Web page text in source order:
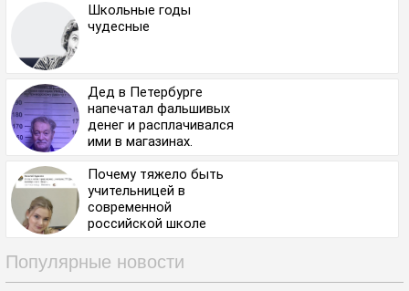
Школьные годы
чудесные
Дед в Петербурге
напечатал фальшивых
денег и расплачивался
ими в магазинах.
Почему тяжело быть
учительницей в
современной
российской школе
Популярные новости